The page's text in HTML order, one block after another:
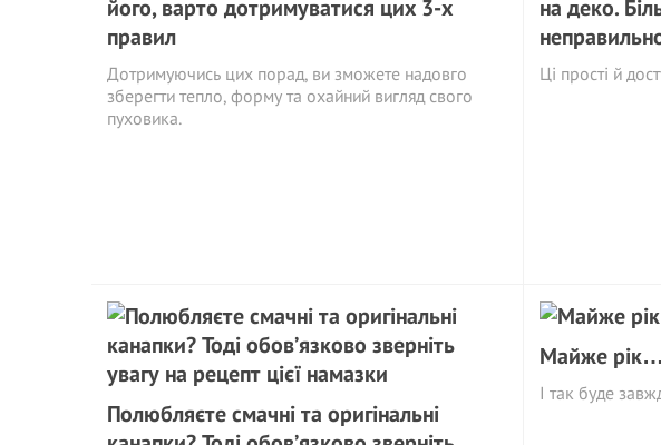
його, варто дотримуватися цих 3-х
правил
Дотримуючись цих порад, ви зможете надовго
зберегти тепло, форму та охайний вигляд свого
пуховика.
на деко.
Ці прості й
Полюбляєте смачні та оригінальні
Майже рік…
І так буде